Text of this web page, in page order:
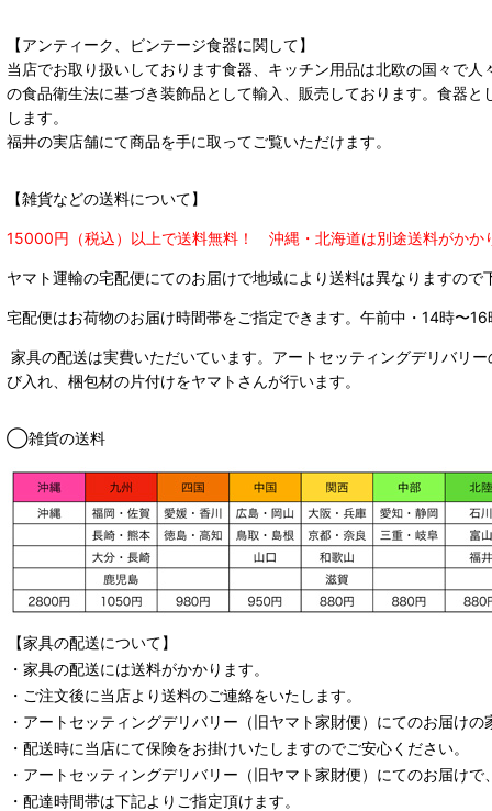
【アンティーク、ビンテージ食器に関して】
当店でお取り扱いしております食器、キッチン用品は北欧の国々で
の食品衛生法に基づき装飾品として輸入、販売しております。食器
します。
福井の実店舗にて商品を手に取ってご覧いただけます。
【雑貨などの送料について】
15000円（税込）以上で送料無料！ 沖縄・北海道は別途送料がかか
ヤマト運輸の宅配便にてのお届けで地域により送料は異なりますので
宅配便はお荷物のお届け時間帯をご指定できます。 午前中・14時〜
家具の配送は実費いただいています。アートセッティングデリバリ
び入れ、梱包材の片付けをヤマトさんが行います。
◯雑貨の送料
【家具の配送について】
・家具の配送には送料がかかります。
・ご注文後に当店より送料のご連絡をいたします。
・ アートセッティングデリバリー （旧ヤマト家財便） にてのお届けの
・配送時に当店にて保険をお掛けいたしますのでご安心ください。
・ アートセッティングデリバリー （旧ヤマト家財便） にてのお届けで
・配達時間帯は下記よりご指定頂けます。